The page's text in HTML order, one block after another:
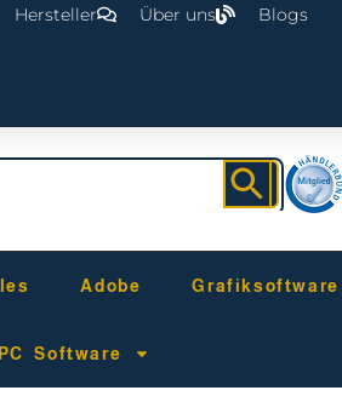
Hersteller Über uns Blogs
Adobe Grafiksoftware
PC Software